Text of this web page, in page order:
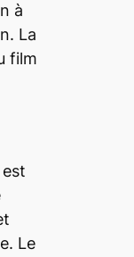
à
La
film
Le